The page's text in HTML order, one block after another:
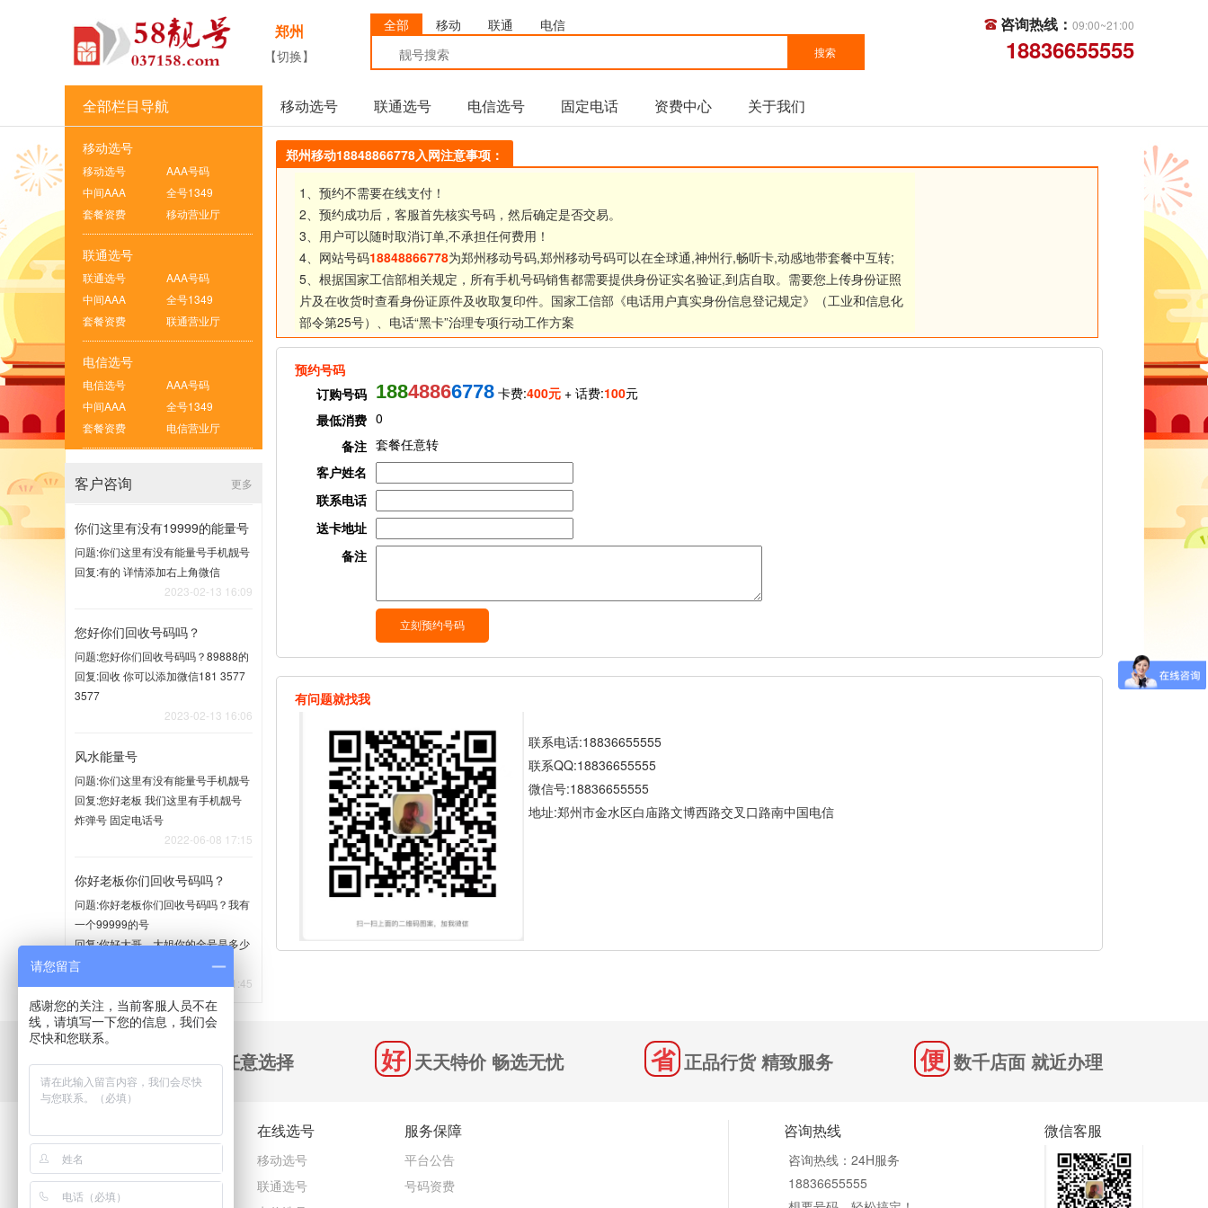
郑州
【切换】
全部 移动 联通 电信 咨询热线： 09:00~21:00
18836655555
全部栏目导航 移动选号 联通选号 电信选号 固定电话 资费中心 关于我们
移动选号
移动选号
AAA号码
中间AAA
全号1349
套餐资费
移动营业厅
联通选号
联通选号
AAA号码
中间AAA
全号1349
套餐资费
联通营业厅
电信选号
电信选号
AAA号码
中间AAA
全号1349
套餐资费
电信营业厅
更多
客户咨询
你们这里有没有19999的能量号
问题:你们这里有没有能量号手机靓号
回复:有的 详情添加右上角微信
2023-02-13 16:09
您好你们回收号码吗？
问题:您好你们回收号码吗？89888的
回复:回收 你可以添加微信181 3577
3577
2023-02-13 16:06
风水能量号
问题:你们这里有没有能量号手机靓号
回复:您好老板 我们这里有手机靓号
炸弹号 固定电话号
2022-06-08 17:15
你好老板你们回收号码吗？
问题:你好老板你们回收号码吗？我有
一个99999的号
回复:你好大哥、大姐你的全号是多少
留一下联系电话吧
2022-04-21 11:45
郑州移动18848866778入网注意事项：
1、预约不需要在线支付！
2、预约成功后，客服首先核实号码，然后确定是否交易。
3、用户可以随时取消订单,不承担任何费用！
4、网站号码18848866778为郑州移动号码,郑州移动号码可以在全球通,神州行,畅听卡,动感地带套餐中互转;
5、根据国家工信部相关规定，所有手机号码销售都需要提供身份证实名验证,到店自取。需要您上传身份证照
片及在收货时查看身份证原件及收取复印件。国家工信部《电话用户真实身份信息登记规定》（工业和信息化
部令第25号）、 电话“黑卡”治理专项行动工作方案
预约号码
订购号码 18848866778 卡费:400元 + 话费:100元
最低消费 0
备注 套餐任意转
客户姓名
联系电话
送卡地址
备注
有问题就找我
联系电话:18836655555
联系QQ:18836655555
微信号:18836655555
地址:郑州市金水区白庙路文博西路交叉口路南中国电信
千万号码 任意选择 天天特价 畅选无忧 正品行货 精致服务 数千店面 就近办理
关于我们
客户咨询
在线选号
移动选号
联通选号
服务保障
平台公告
号码资费
微信客服
咨询热线
咨询热线：24H服务
18836655555
请您留言
感谢您的关注，当前客服人员不在
线，请填写一下您的信息，我们会
尽快和您联系。